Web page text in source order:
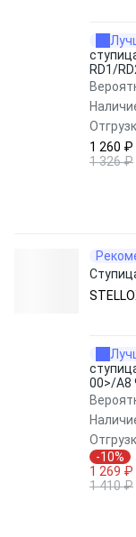
RD1/
1 260 ₽
1 326 ₽
00>/A8
-10%
1 269 ₽
1 410 ₽